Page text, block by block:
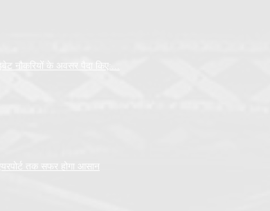
नौकरियों के अवसर पैदा किए:...
तक सफर होगा आसान